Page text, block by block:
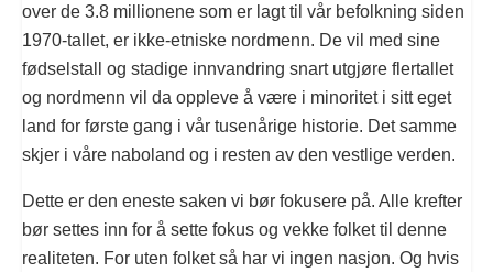
over de 3.8 millionene som er lagt til vår befolkning siden
1970-tallet, er ikke-etniske nordmenn. De vil med sine
fødselstall og stadige innvandring snart utgjøre flertallet
og nordmenn vil da oppleve å være i minoritet i sitt eget
land for første gang i vår tusenårige historie. Det samme
skjer i våre naboland og i resten av den vestlige verden.
Dette er den eneste saken vi bør fokusere på. Alle krefter
bør settes inn for å sette fokus og vekke folket til denne
realiteten. For uten folket så har vi ingen nasjon. Og hvis